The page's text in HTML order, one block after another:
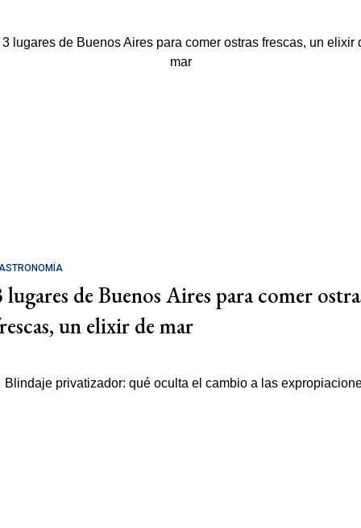
lugares de Buenos Aires para comer
un elixir de mar